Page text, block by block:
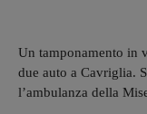
Un tamponamento in
due auto a Cavriglia.
l’ambulanza della